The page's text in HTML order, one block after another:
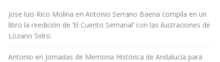
Jose luis Rico Molina en Antonio Serrano Baena compila en un
libro la reedición de ‘El Cuento Semanal’ con las ilustraciones de
Lozano Sidro.
Antonio en Jornadas de Memoria Histórica de Andalucía para